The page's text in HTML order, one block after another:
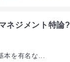
ネジメント特論?
本を有名な...